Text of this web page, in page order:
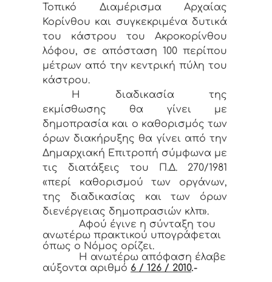
Τοπικό Διαμέρισμα Αρχαίας
Κορίνθου και συγκεκριμένα δυτικά
του κάστρου του Ακροκορίνθου
λόφου, σε απόσταση 100 περίπου
μέτρων από την κεντρική πύλη του
κάστρου.
Η διαδικασία της
εκμίσθωσης θα γίνει με
δημοπρασία και ο καθορισμός των
όρων διακήρυξης θα γίνει από την
Δημαρχιακή Επιτροπή σύμφωνα με
τις διατάξεις του Π.Δ. 270/1981
«περί καθορισμού των οργάνων,
της διαδικασίας και των όρων
διενέργειας δημοπρασιών κλπ».
Αφού έγινε η σύνταξη του
ανωτέρω πρακτικού υπογράφεται
όπως ο Νόμος ορίζει.
Η ανωτέρω απόφαση έλαβε
αύξοντα αριθμό 6 / 126 / 2010.-